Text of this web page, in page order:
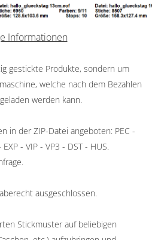
Informationen
gestickte Produkte, sondern um
welche nach dem Bezahlen
werden kann.
in der ZIP-Datei angeboten: PEC -
EXP - VIP - VP3 - DST - HUS.
ausgeschlossen.
Stickmuster auf beliebigen